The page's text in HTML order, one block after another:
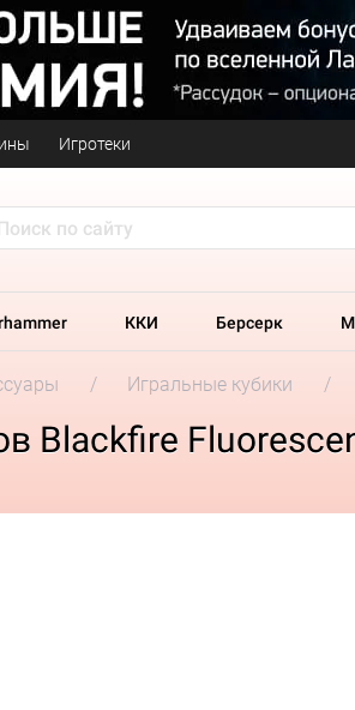
Игротеки
ККИ Берсерк
Игральные кубики
Blackfire